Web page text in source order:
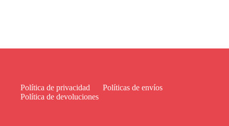
Política de privacidad
Políticas de envíos
Política de devoluciones